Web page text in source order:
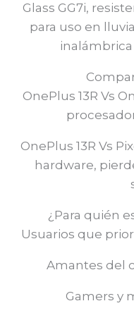
Glass GG7i,
para uso en
OnePlus 13R Vs
OnePlus 13R Vs
hardware,
¿Para quién
Usuarios que
Amantes del
Gamers y